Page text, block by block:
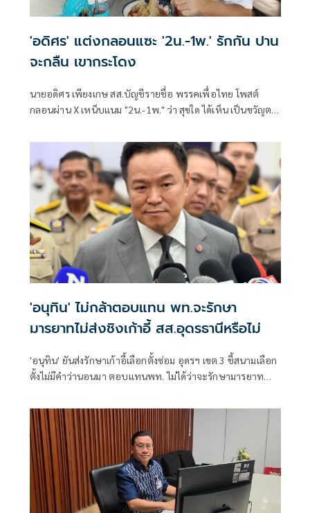
'อดิศร' แต่งกลอนแซะ '2น.-1พ.' รักกัน ปาน
จะกลืน เขากระโดง
นายอดิศร เพียงเกษ สส.บัญชีรายชื่อ พรรคเพื่อไทย โพสต์
กลอนผ่าน X เหน็บแนม "2น.-1พ." ว่า สุขใด ได้เห็น เป็นขวัญตา
'อนุทิน' ไม่กล้าตอบแทน พท.จะรักษา
มารยาทไม่ส่งชิงเก้าอี้ สส.อุดรธานีหรือไม่
'อนุทิน' ยันส่งรักษาเก้าอี้เลือกตั้งซ่อม อุดรฯ เขต 3 ชี้สนามเลือก
ตั้งไม่มีคำว่านอนมา ตอบแทนพท. ไม่ได้ว่าจะรักษามารยาท